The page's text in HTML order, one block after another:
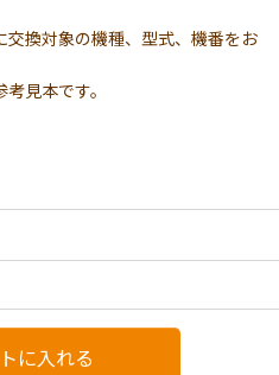
換対象の機種、型式、機番をお
考見本です。
に入れる